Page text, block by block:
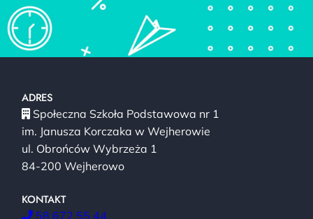
ADRES
Społeczna Szkoła Podstawowa nr 1
im. Janusza Korczaka w Wejherowie
ul. Obrońców Wybrzeża 1
84-200 Wejherowo
KONTAKT
58 672 55 44